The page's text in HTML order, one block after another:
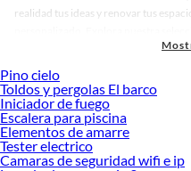
realidad tus ideas y renovar tus
accesorios de calidad que te
Desde remodelaciones hasta
tus ideas realidad. ¡Visítanos y
Deportes y aire libre!
Explora la variedad de productos
Herramientas, materiales y
Pino cielo
Toldos y pergolas El barco
Iniciador de fuego
Escalera para piscina
Elementos de amarre
Tester electrico
Camaras de seguridad wifi e ip